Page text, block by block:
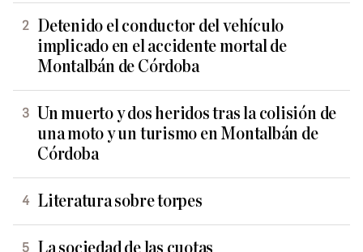
Detenido el conductor del vehículo
implicado en el accidente mortal de
Montalbán de Córdoba
Un muerto y dos heridos tras la colisión de
una moto y un turismo en Montalbán de
Córdoba
Literatura sobre torpes